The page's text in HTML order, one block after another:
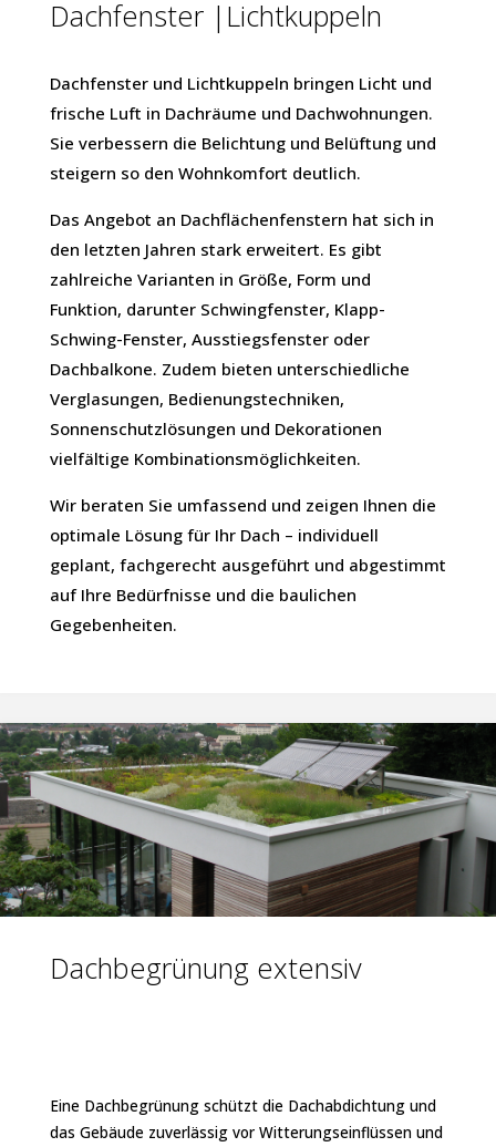
Dachfenster |Lichtkuppeln
Dachfenster und Lichtkuppeln bringen Licht und
frische Luft in Dachräume und Dachwohnungen.
Sie verbessern die Belichtung und Belüftung und
steigern so den Wohnkomfort deutlich.
Das Angebot an Dachflächenfenstern hat sich in
den letzten Jahren stark erweitert. Es gibt
zahlreiche Varianten in Größe, Form und
Funktion, darunter Schwingfenster, Klapp-
Schwing-Fenster, Ausstiegsfenster oder
Dachbalkone. Zudem bieten unterschiedliche
Verglasungen, Bedienungstechniken,
Sonnenschutzlösungen und Dekorationen
vielfältige Kombinationsmöglichkeiten.
Wir beraten Sie umfassend und zeigen Ihnen die
optimale Lösung für Ihr Dach – individuell
geplant, fachgerecht ausgeführt und abgestimmt
auf Ihre Bedürfnisse und die baulichen
Gegebenheiten.
Dachbegrünung extensiv
Eine Dachbegrünung schützt die Dachabdichtung und
das Gebäude zuverlässig vor Witterungseinflüssen und